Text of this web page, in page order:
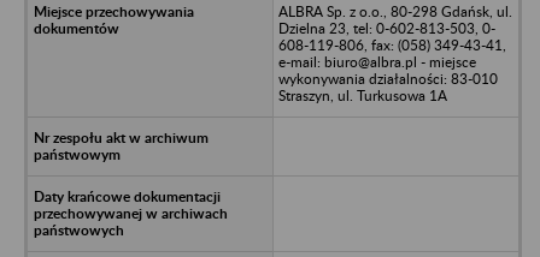
ALBRA Sp. z o.o., 80-298 Gdańsk, ul.
Dzielna 23, tel: 0-602-813-503, 0-
608-119-806, fax: (058) 349-43-41,
e-mail: biuro@albra.pl - miejsce
wykonywania działalności: 83-010
Straszyn, ul. Turkusowa 1A